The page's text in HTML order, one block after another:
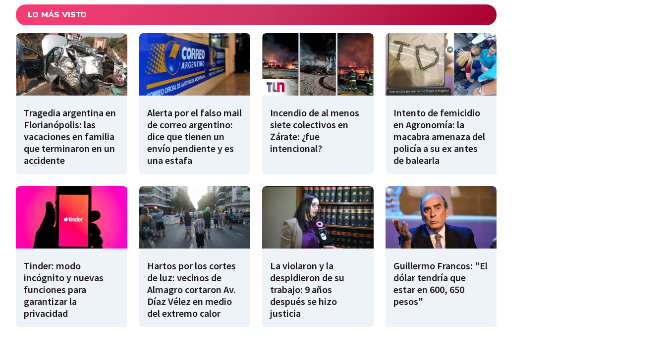
LO MÁS VISTO
Tragedia argentina en
Florianópolis: las
vacaciones en familia
que terminaron en un
accidente
Alerta por el falso mail
de correo argentino:
dice que tienen un
envío pendiente y es
una estafa
Incendio de al menos
siete colectivos en
Zárate: ¿fue
intencional?
Intento de femicidio
en Agronomía: la
macabra amenaza del
policía a su ex antes
de balearla
Tinder: modo
incógnito y nuevas
funciones para
garantizar la
privacidad
Hartos por los cortes
de luz: vecinos de
Almagro cortaron Av.
Díaz Vélez en medio
del extremo calor
La violaron y la
despidieron de su
trabajo: 9 años
después se hizo
justicia
Guillermo Francos: "El
dólar tendría que
estar en 600, 650
pesos"